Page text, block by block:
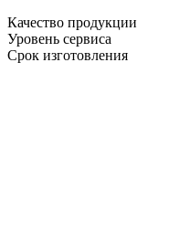
Качество продукции
Уровень сервиса
Срок изготовления